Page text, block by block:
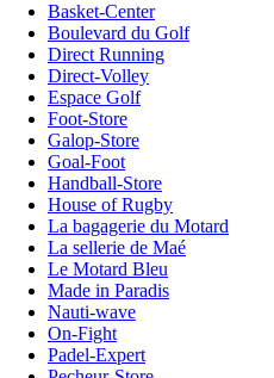
Basket-Center
Boulevard du Golf
Direct Running
Direct-Volley
Espace Golf
Foot-Store
Galop-Store
Goal-Foot
Handball-Store
House of Rugby
La bagagerie du Motard
La sellerie de Maé
Le Motard Bleu
Made in Paradis
Nauti-wave
On-Fight
Padel-Expert